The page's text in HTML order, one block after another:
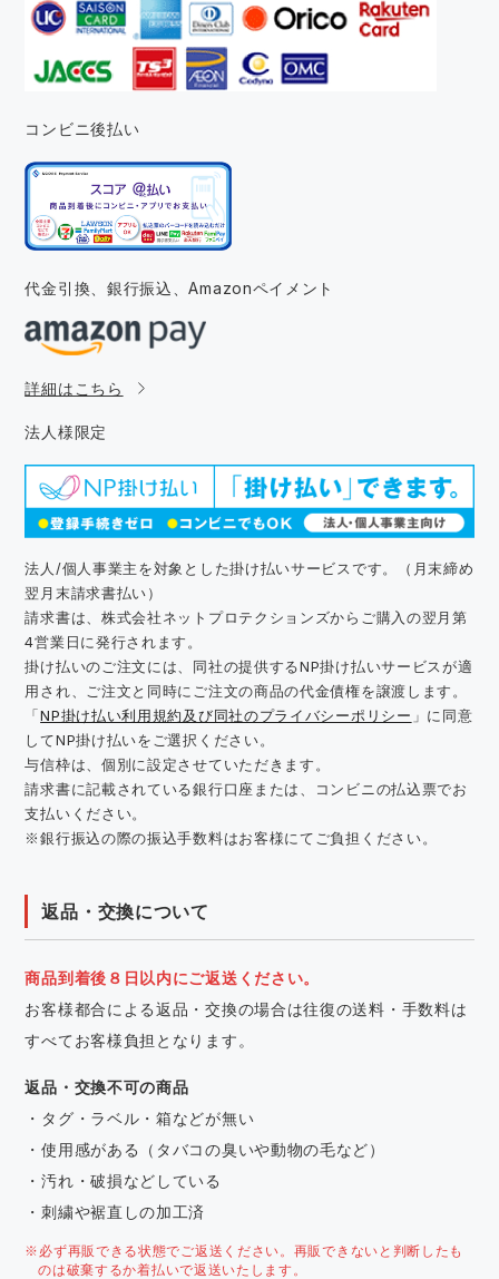
コンビニ後払い
代金引換、銀行振込、Amazonペイメント
詳細はこちら
法人様限定
法人/個人事業主を対象とした掛け払いサービスです。（月末締め
翌月末請求書払い）
請求書は、株式会社ネットプロテクションズからご購入の翌月第
4営業日に発行されます。
掛け払いのご注文には、同社の提供するNP掛け払いサービスが適
用され、ご注文と同時にご注文の商品の代金債権を譲渡します。
「NP掛け払い利用規約及び同社のプライバシーポリシー 」に同意
してNP掛け払いをご選択ください。
与信枠は、個別に設定させていただきます。
請求書に記載されている銀行口座または、コンビニの払込票でお
支払いください。
※銀行振込の際の振込手数料はお客様にてご負担ください。
返品・交換について
商品到着後８日以内にご返送ください。
お客様都合による返品・交換の場合は往復の送料・手数料は
すべてお客様負担となります。
返品・交換不可の商品
・タグ・ラベル・箱などが無い
・使用感がある（タバコの臭いや動物の毛など）
・汚れ・破損などしている
・刺繍や裾直しの加工済
※必ず再販できる状態でご返送ください。再販できないと判断したも
のは破棄するか着払いで返送いたします。